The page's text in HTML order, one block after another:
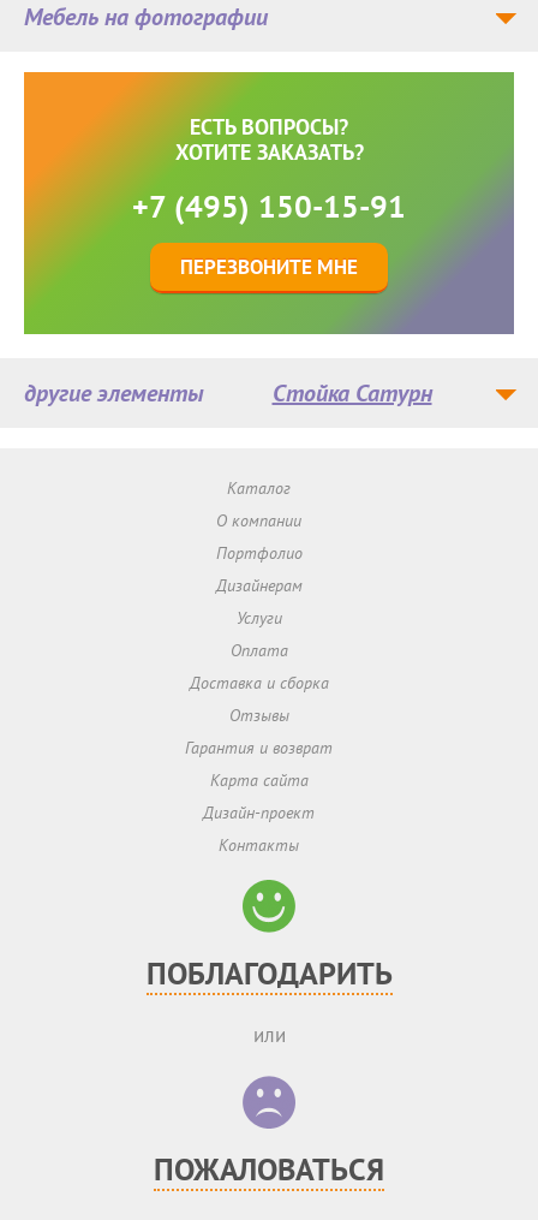
Мебель на фотографии
ЕСТЬ ВОПРОСЫ?
ХОТИТЕ ЗАКАЗАТЬ?
+7 (495) 150-15-91
ПЕРЕЗВОНИТЕ МНЕ
другие элементы Стойка Сатурн
Каталог
О компании
Портфолио
Дизайнерам
Услуги
Оплата
Доставка и сборка
Отзывы
Гарантия и возврат
Карта сайта
Дизайн-проект
Контакты
ПОБЛАГОДАРИТЬ
или
ПОЖАЛОВАТЬСЯ